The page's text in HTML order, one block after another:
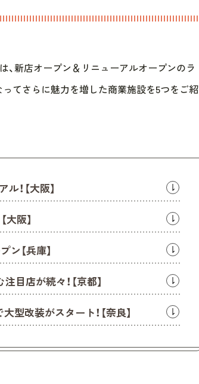
、新店オープン＆リニューアルオープンのラ
ってさらに魅力を増した商業施設を5つをご紹
！【大阪】
大阪】
ン【兵庫】
目店が続々！【京都】
型改装がスタート！【奈良】